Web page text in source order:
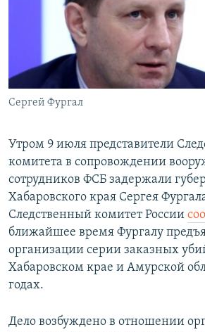
ПОДПИШИТЕСЬ НА РАССЫЛКУ
СОЦИАЛЬНЫЕ СЕТИ
Все сайты РСЕ/РС
Сергей Фургал
Утром 9 июля представители
комитета в сопровождении
сотрудников ФСБ задержали
Хабаровского края Сергея
Следственный комитет России
ближайшее время Фургалу
организации серии заказных
Хабаровском крае и Амурской
годах.
Дело возбуждено в отношении